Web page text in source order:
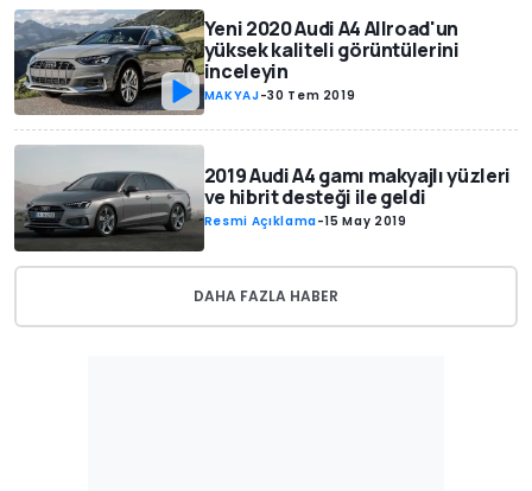
Yeni 2020 Audi A4 Allroad'un
yüksek kaliteli görüntülerini
inceleyin
MAKYAJ-30 Tem 2019
2019 Audi A4 gamı makyajlı yüzleri
ve hibrit desteği ile geldi
Resmi Açıklama-15 May 2019
DAHA FAZLA HABER